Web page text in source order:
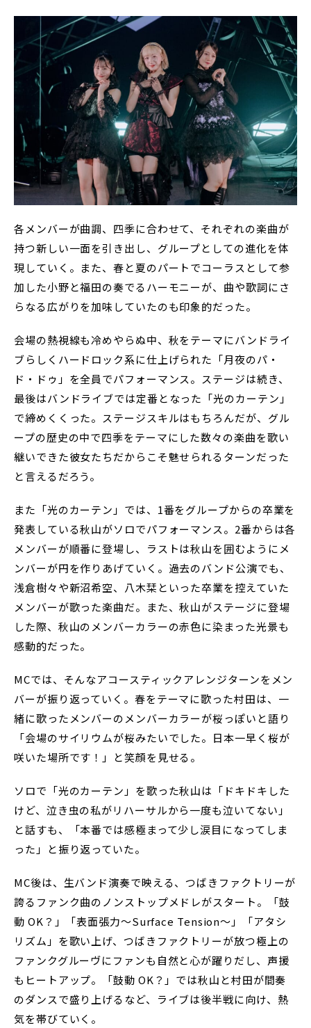
各メンバーが曲調、四季に合わせて、それぞれの楽曲が
持つ新しい一面を引き出し、グループとしての進化を体
現していく。また、春と夏のパートでコーラスとして参
加した小野と福田の奏でるハーモニーが、曲や歌詞にさ
らなる広がりを加味していたのも印象的だった。
会場の熱視線も冷めやらぬ中、秋をテーマにバンドライ
ブらしくハードロック系に仕上げられた「月夜のパ・
ド・ドゥ」を全員でパフォーマンス。ステージは続き、
最後はバンドライブでは定番となった「光のカーテン」
で締めくくった。ステージスキルはもちろんだが、グル
ープの歴史の中で四季をテーマにした数々の楽曲を歌い
継いできた彼女たちだからこそ魅せられるターンだった
と言えるだろう。
また「光のカーテン」では、1番をグループからの卒業を
発表している秋山がソロでパフォーマンス。2番からは各
メンバーが順番に登場し、ラストは秋山を囲むようにメ
ンバーが円を作りあげていく。過去のバンド公演でも、
浅倉樹々や新沼希空、八木栞といった卒業を控えていた
メンバーが歌った楽曲だ。また、秋山がステージに登場
した際、秋山のメンバーカラーの赤色に染まった光景も
感動的だった。
MCでは、そんなアコースティックアレンジターンをメン
バーが振り返っていく。春をテーマに歌った村田は、一
緒に歌ったメンバーのメンバーカラーが桜っぽいと語り
「会場のサイリウムが桜みたいでした。日本一早く桜が
咲いた場所です！」と笑顔を見せる。
ソロで「光のカーテン」を歌った秋山は「ドキドキした
けど、泣き虫の私がリハーサルから一度も泣いてない」
と話すも、「本番では感極まって少し涙目になってしま
った」と振り返っていた。
MC後は、生バンド演奏で映える、つばきファクトリーが
誇るファンク曲のノンストップメドレがスタート。「鼓
動 OK？」「表面張力～Surface Tension～」「アタシ
リズム」を歌い上げ、つばきファクトリーが放つ極上の
ファンクグルーヴにファンも自然と心が躍りだし、声援
もヒートアップ。「鼓動 OK？」では秋山と村田が間奏
のダンスで盛り上げるなど、ライブは後半戦に向け、熱
気を帯びていく。